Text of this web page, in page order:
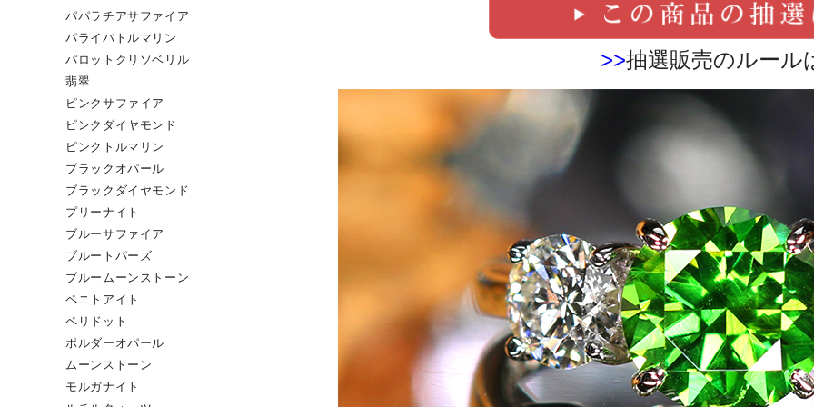
パパラチアサファイア
パライバトルマリン
パロットクリソベリル
翡翠
ピンクサファイア
ピンクダイヤモンド
ピンクトルマリン
ブラックオパール
ブラックダイヤモンド
プリーナイト
ブルーサファイア
ブルートパーズ
ブルームーンストーン
ペニトアイト
ペリドット
ポルダーオパール
ムーンストーン
モルガナイト
>>抽選販売のルール